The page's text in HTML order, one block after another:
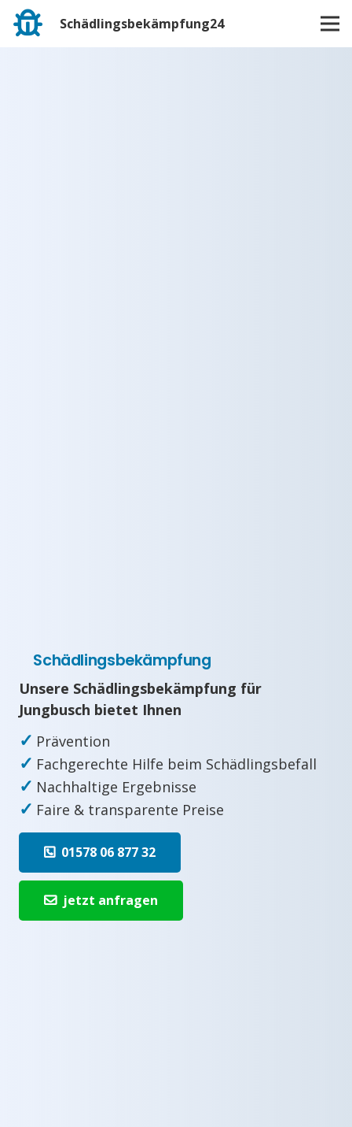
Schädlingsbekämpfung24
Schädlingsbekämpfung
Unsere Schädlingsbekämpfung für
Jungbusch bietet Ihnen
✓ Prävention
✓ Fachgerechte Hilfe beim Schädlingsbefall
✓ Nachhaltige Ergebnisse
✓ Faire & transparente Preise
01578 06 877 32
jetzt anfragen